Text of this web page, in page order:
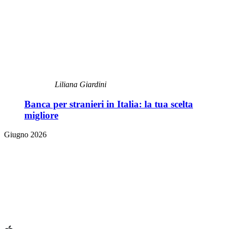
Liliana Giardini
Banca per stranieri in Italia: la tua scelta
migliore
Giugno 2026